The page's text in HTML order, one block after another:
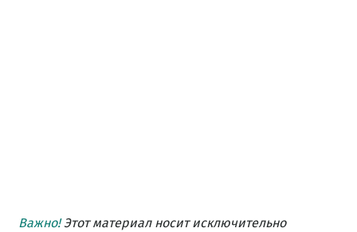
Важно!Этот материал носит исключительно